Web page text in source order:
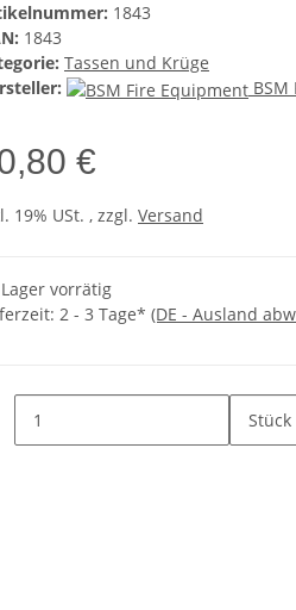
1843
1843
Tassen und Krüge
€
19% USt. , zzgl. Versand
vorrätig
2 - 3 Tage* (DE - Ausland
Stück